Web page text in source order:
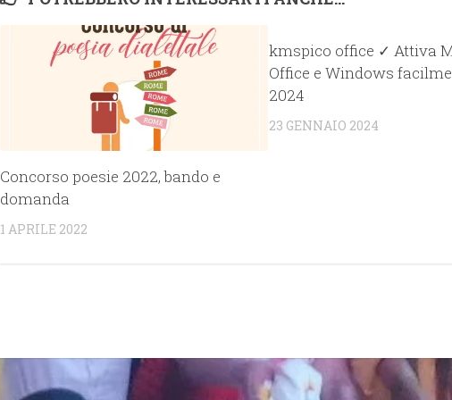
Concorso poesie 2022, bando e
domanda
1 APRILE 2022
kmspico office ✓ Attiva
Office e Windows
2024
23 GENNAIO 2024